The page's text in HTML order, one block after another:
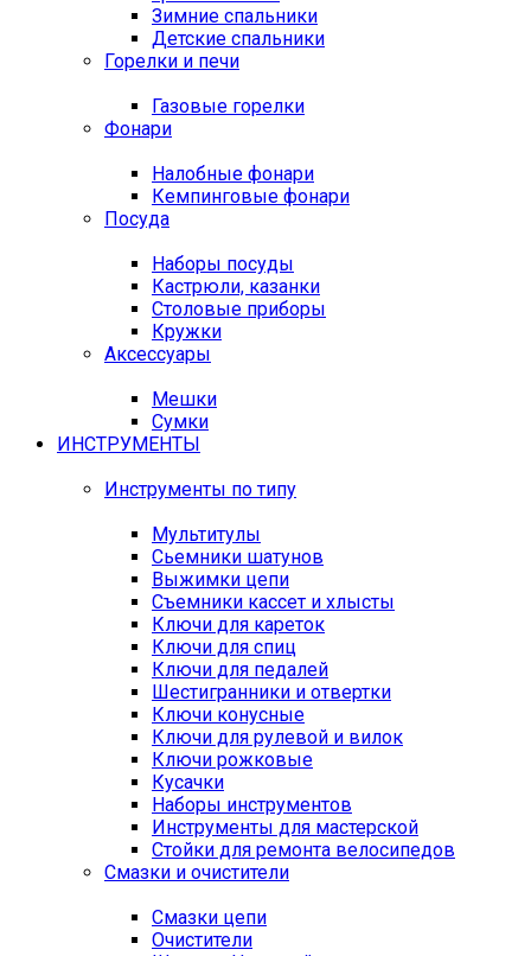
Зимние спальники
Детские спальники
Горелки и печи
Газовые горелки
Фонари
Налобные фонари
Кемпинговые фонари
Посуда
Наборы посуды
Кастрюли, казанки
Столовые приборы
Кружки
Аксессуары
Мешки
Сумки
ИНСТРУМЕНТЫ
Инструменты по типу
Мультитулы
Сьемники шатунов
Выжимки цепи
Съемники кассет и хлысты
Ключи для кареток
Ключи для спиц
Ключи для педалей
Шестигранники и отвертки
Ключи конусные
Ключи для рулевой и вилок
Ключи рожковые
Кусачки
Наборы инструментов
Инструменты для мастерской
Стойки для ремонта велосипедов
Смазки и очистители
Смазки цепи
Очистители